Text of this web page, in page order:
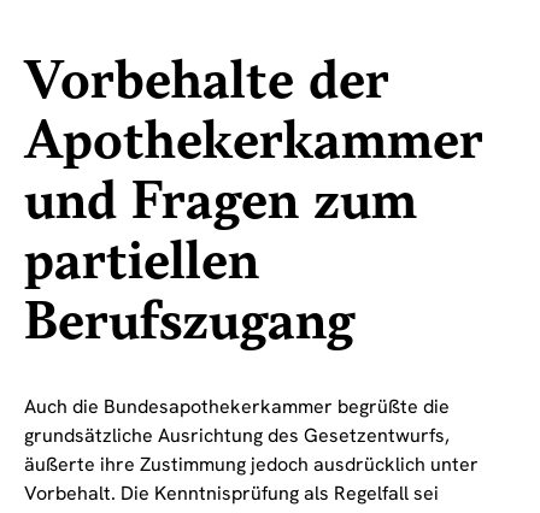
Vorbehalte der
Apothekerkammer
und Fragen zum
partiellen
Berufszugang
Auch die Bundesapothekerkammer begrüßte die
grundsätzliche Ausrichtung des Gesetzentwurfs,
äußerte ihre Zustimmung jedoch ausdrücklich unter
Vorbehalt. Die Kenntnisprüfung als Regelfall sei